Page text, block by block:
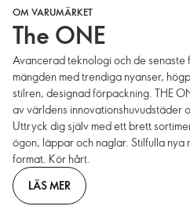
OM VARUMÄRKET
The ONE
Avancerad teknologi och de senaste
mängden med trendiga nyanser,
stilren, designad förpackning. THE
av världens innovationshuvudstäder
Uttryck dig själv med ett brett
ögon, läppar och naglar. Stilfulla nya
format. Kör hårt.
LÄS MER